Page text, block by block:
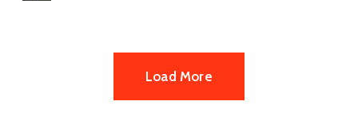
Load More